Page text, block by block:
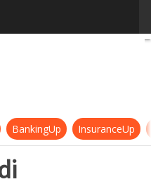
BankingUp InsuranceUp